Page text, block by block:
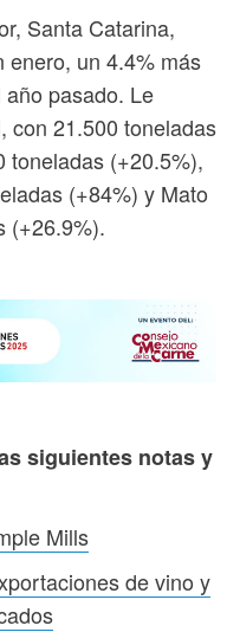
Santa Catarina,
enero, un 4.4% más
pasado. Le
con 21.500 toneladas
toneladas (+20.5%),
(+84%) y Mato
(+26.9%).
siguientes notas y
Mills
de vino y